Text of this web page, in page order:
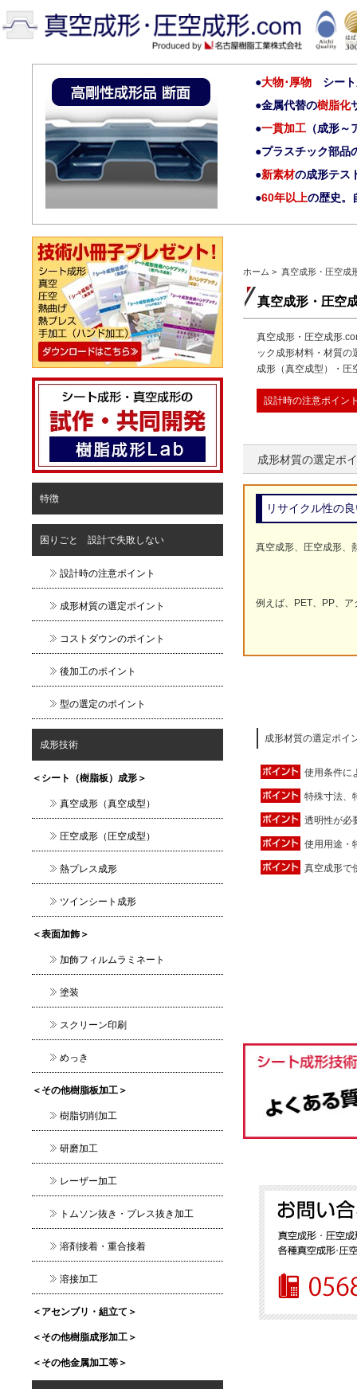
大物･厚物 シート
金属代替の樹脂化
一貫加工 （成形
プラスチック部品
新素材の成形テス
60年以上の歴史。
ホーム > 真空成形・圧空成
真空成形・圧空
真空成形・圧空成形
ック成形材料・材質
成形（真空成型）・圧
設計時の注意ポイン
成形材質の選定ポ
リサイクル性の
真空成形、圧空成形、
例えば、PET、PP、
成形材質の選定ポイ
使用条件に
特殊寸法、
透明性が必
使用用途
真空成形で
特徴
困りごと 設計で失敗しない
設計時の注意ポイント
成形材質の選定ポイント
コストダウンのポイント
後加工のポイント
型の選定のポイント
成形技術
＜シート（樹脂板）成形＞
真空成形（真空成型）
圧空成形（圧空成型）
熱プレス成形
ツインシート成形
＜表面加飾＞
加飾フィルムラミネート
塗装
スクリーン印刷
めっき
＜その他樹脂板加工＞
樹脂切削加工
研磨加工
レーザー加工
トムソン抜き・プレス抜き加工
溶剤接着・重合接着
溶接加工
＜アセンブリ・組立て＞
＜その他樹脂成形加工＞
＜その他金属加工等＞